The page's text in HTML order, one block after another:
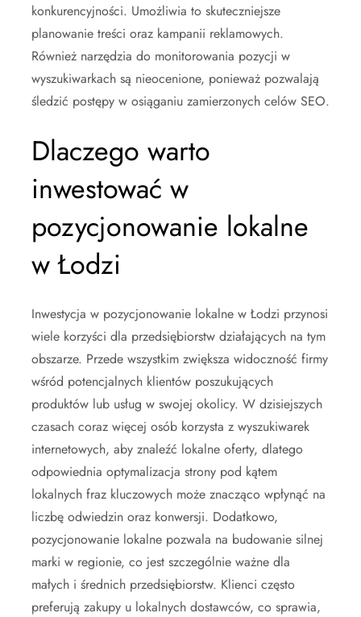
konkurencyjności. Umożliwia to skuteczniejsze
planowanie treści oraz kampanii reklamowych.
Również narzędzia do monitorowania pozycji w
wyszukiwarkach są nieocenione, ponieważ pozwalają
śledzić postępy w osiąganiu zamierzonych celów SEO.
Dlaczego warto
inwestować w
pozycjonowanie lokalne
w Łodzi
Inwestycja w pozycjonowanie lokalne w Łodzi przynosi
wiele korzyści dla przedsiębiorstw działających na tym
obszarze. Przede wszystkim zwiększa widoczność firmy
wśród potencjalnych klientów poszukujących
produktów lub usług w swojej okolicy. W dzisiejszych
czasach coraz więcej osób korzysta z wyszukiwarek
internetowych, aby znaleźć lokalne oferty, dlatego
odpowiednia optymalizacja strony pod kątem
lokalnych fraz kluczowych może znacząco wpłynąć na
liczbę odwiedzin oraz konwersji. Dodatkowo,
pozycjonowanie lokalne pozwala na budowanie silnej
marki w regionie, co jest szczególnie ważne dla
małych i średnich przedsiębiorstw. Klienci często
preferują zakupy u lokalnych dostawców, co sprawia,